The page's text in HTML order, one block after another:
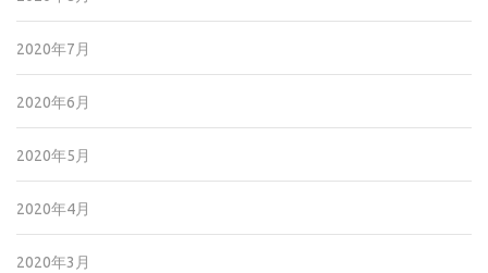
2020年7月
2020年6月
2020年5月
2020年4月
2020年3月